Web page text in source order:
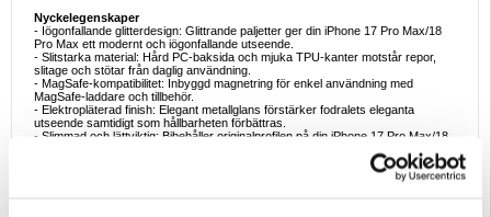
Nyckelegenskaper
- Iögonfallande glitterdesign: Glittrande paljetter ger din iPhone 17 Pro Max/18
Pro Max ett modernt och iögonfallande utseende.
- Slitstarka material: Hård PC-baksida och mjuka TPU-kanter motstår repor,
slitage och stötar från daglig användning.
- MagSafe-kompatibilitet: Inbyggd magnetring för enkel användning med
MagSafe-laddare och tillbehör.
- Elektropläterad finish: Elegant metallglans förstärker fodralets eleganta
utseende samtidigt som hållbarheten förbättras.
- Slimmad och lättviktig: Bibehåller originalprofilen på din iPhone 17 Pro Max/18